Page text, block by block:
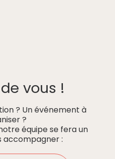
vous !
? Un événement à
?
équipe se fera un
accompagner :